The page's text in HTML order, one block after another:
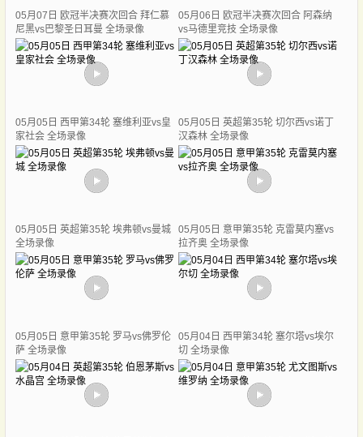
05月07日 欧冠半决赛次回合 拜仁慕
尼黑vs巴黎圣日耳曼 全场录像
05月06日 欧冠半决赛次回合 阿森纳
vs马德里竞技 全场录像
05月05日 西甲第34轮 塞维利亚vs皇
家社会 全场录像
05月05日 英超第35轮 切尔西vs诺丁
汉森林 全场录像
05月05日 英超第35轮 埃弗顿vs曼城
全场录像
05月05日 意甲第35轮 克雷莫内塞vs
拉齐奥 全场录像
05月05日 意甲第35轮 罗马vs佛罗伦
萨 全场录像
05月04日 西甲第34轮 塞尔塔vs埃尔
切 全场录像